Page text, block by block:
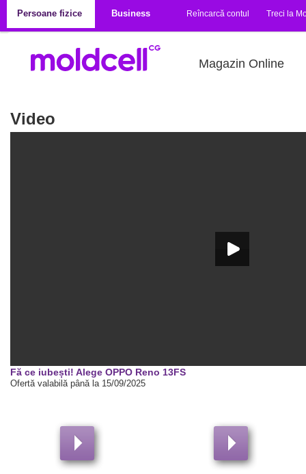
Persoane fizice
Business Reîncarcă contul Treci la
Magazin Online
Video
Fă ce iubești! Alege OPPO Reno 13FS
Ofertă valabilă până la 15/09/2025